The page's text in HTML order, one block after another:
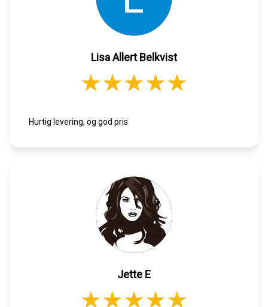
Lisa Allert Belkvist
Hurtig levering, og god pris
Jette E